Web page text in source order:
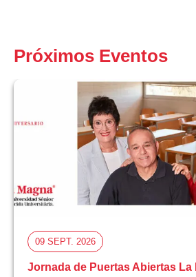
Próximos Eventos
09 SEPT. 2026
Jornada de Puertas Abiertas La